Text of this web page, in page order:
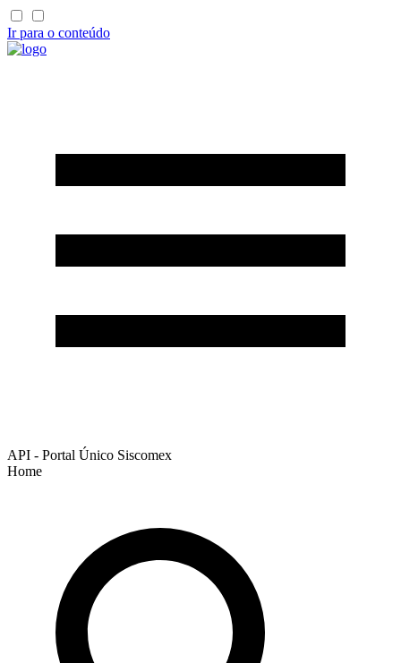
Ir para o conteúdo
API - Portal Único Siscomex
Home